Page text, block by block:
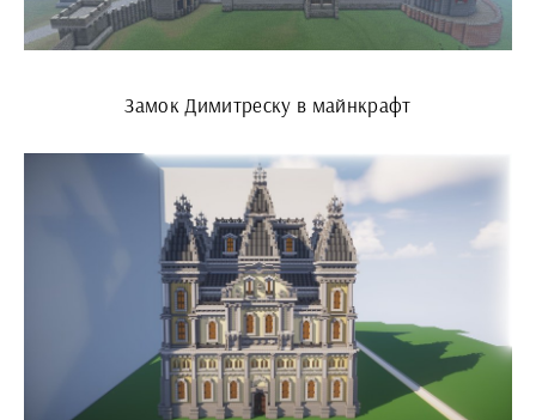
Замок Димитреску в майнкрафт